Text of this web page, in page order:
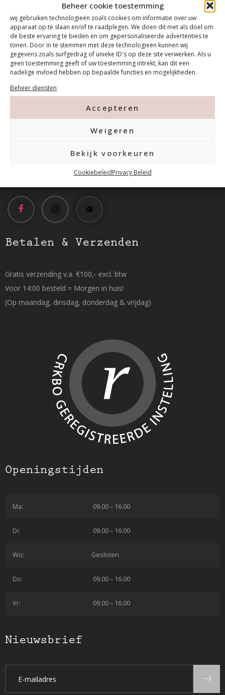
Beheer cookie toestemming
wij gebruiken technologieën zoals cookies om informatie over uw
apparaat op te slaan en/of te raadplegen. We doen dit met als doel om
de beste ervaring te bieden en om gepersonaliseerde advertenties te
tonen. Door in te stemmen met deze technologieën kunnen wij
gegevens zoals surfgedrag of unieke ID's op deze site verwerken. Als u
geen toestemming geeft of uw toestemming intrekt, kan dit een
nadelige invloed hebben op bepaalde functies en mogelijkheden.
Beheer diensten
Accepteren
Weigeren
Bekijk voorkeuren
CookiebeleidPrivacy Beleid
Contact
Tanthofdreef 7 2623 EW Delft
Betalen & Verzenden
Gratis verzending v.a. €100,- excl. btw
Voor 14:00 besteld = Morgen in huis!
(Op maandag, dinsdag, donderdag & vrijdag)
Openingstijden
Ma: 09.00 – 16.00
Di: 09.00 – 16.00
Wo: Gesloten
Do: 09.00 – 16.00
Vr: 09.00 – 16.00
Nieuwsbrief